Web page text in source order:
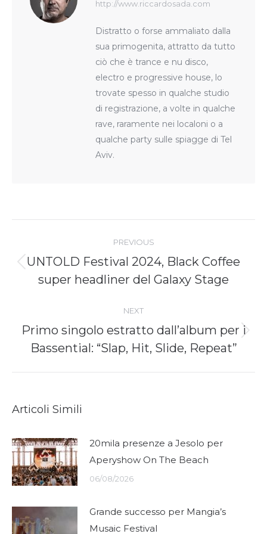
http://www.riccardosada.com
Distratto o forse ammaliato dalla
sua primogenita, attratto da tutto
ciò che è trance e nu disco,
electro e progressive house, lo
trovate spesso in qualche studio
di registrazione, a volte in qualche
rave, raramente nei localoni o a
qualche party sulle spiagge di Tel
Aviv.
PREVIOUS
Previous
post:
UNTOLD Festival 2024, Black Coffee
super headliner del Galaxy Stage
NEXT
Next
post:
Primo singolo estratto dall’album per i
Bassential: “Slap, Hit, Slide, Repeat”
Articoli Simili
20mila presenze a Jesolo per
Aperyshow On The Beach
06/08/2026
Grande successo per Mangia’s
Musaic Festival